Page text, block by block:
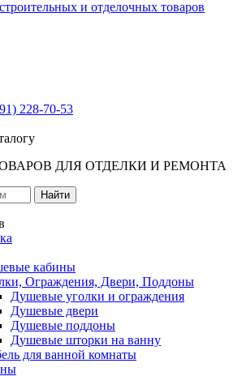
228-70-53
ДЛЯ ОТДЕЛКИ И РЕМОНТА
кабины
Ограждения, Двери, Поддоны
Душевые уголки и ограждения
Душевые двери
Душевые поддоны
Душевые шторки на ванну
для ванной комнаты